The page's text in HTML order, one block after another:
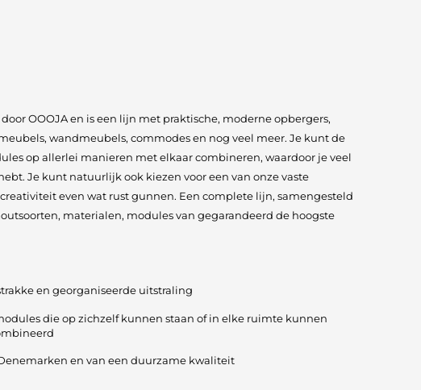
OOOJA en is een lijn met praktische, moderne opbergers,
wandmeubels, commodes en nog veel meer. Je kunt de
op allerlei manieren met elkaar combineren, waardoor je veel
Je kunt natuurlijk ook kiezen voor een van onze vaste
even wat rust gunnen. Een complete lijn, samengesteld
materialen, modules van gegarandeerd de hoogste
en georganiseerde uitstraling
die op zichzelf kunnen staan of in elke ruimte kunnen
en van een duurzame kwaliteit